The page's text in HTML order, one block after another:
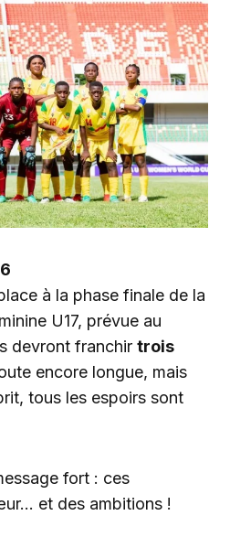
à la phase finale de la
U17, prévue au
devront franchir trois
encore longue, mais
tous les espoirs sont
fort : ces
et des ambitions !